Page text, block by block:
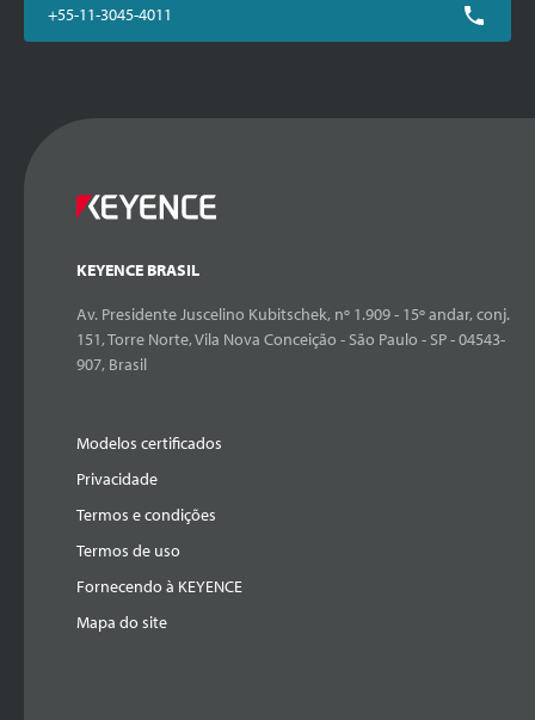
+55-11-3045-4011
KEYENCE BRASIL
Av. Presidente Juscelino Kubitschek, nº 1.909 - 15º andar, conj.
151, Torre Norte, Vila Nova Conceição - São Paulo - SP - 04543-
907, Brasil
Modelos certificados
Privacidade
Termos e condições
Termos de uso
Fornecendo à KEYENCE
Mapa do site